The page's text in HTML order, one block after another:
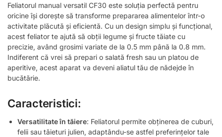
Feliatorul manual versatil CF30 este soluția perfectă pentru
oricine își dorește să transforme prepararea alimentelor într-o
activitate plăcută și eficientă. Cu un design simplu și funcțional,
acest feliator te ajută să obții legume și fructe tăiate cu
precizie, având grosimi variate de la 0.5 mm până la 0.8 mm.
Indiferent că vrei să prepari o salată fresh sau un platou de
aperitive, acest aparat va deveni aliatul tău de nădejde în
bucătărie.
Caracteristici:
Versatilitate în tăiere: Feliatorul permite obținerea de cuburi,
felii sau tăieturi julien, adaptându-se astfel preferințelor tale